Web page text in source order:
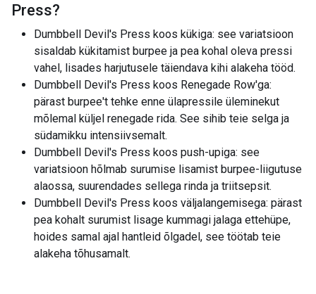
Press?
Dumbbell Devil's Press koos kükiga: see variatsioon
sisaldab kükitamist burpee ja pea kohal oleva pressi
vahel, lisades harjutusele täiendava kihi alakeha tööd.
Dumbbell Devil's Press koos Renegade Row'ga:
pärast burpee't tehke enne ülapressile üleminekut
mõlemal küljel renegade rida. See sihib teie selga ja
südamikku intensiivsemalt.
Dumbbell Devil's Press koos push-upiga: see
variatsioon hõlmab surumise lisamist burpee-liigutuse
alaossa, suurendades sellega rinda ja triitsepsit.
Dumbbell Devil's Press koos väljalangemisega: pärast
pea kohalt surumist lisage kummagi jalaga ettehüpe,
hoides samal ajal hantleid õlgadel, see töötab teie
alakeha tõhusamalt.